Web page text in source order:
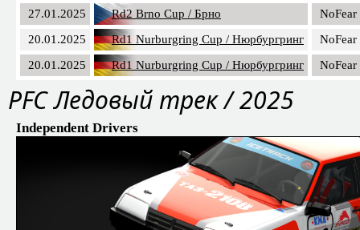
27.01.2025
Rd2 Brno Cup / Брно
NoFear
20.01.2025
Rd1 Nurburgring Cup / Нюрбургринг
NoFear
20.01.2025
Rd1 Nurburgring Cup / Нюрбургринг NoFear
PFC Ледовый трек / 2025
Independent Drivers